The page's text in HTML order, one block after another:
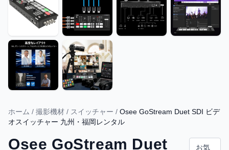
ホーム / 撮影機材 / スイッチャー / Osee GoStream Duet SDI ビデ
オスイッチャー 九州・福岡レンタル
Osee GoStream Duet
お気